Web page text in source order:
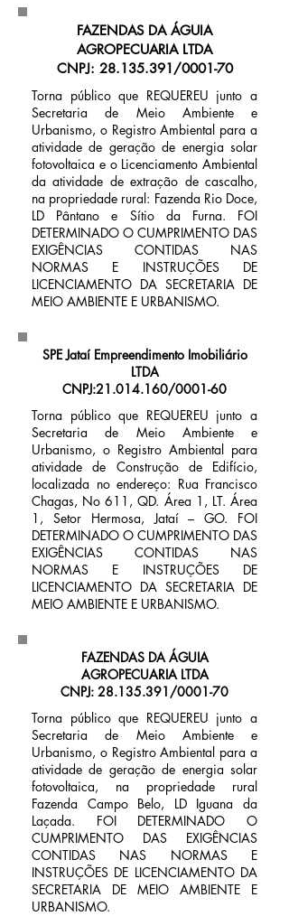
FAZENDAS DA ÁGUIA
AGROPECUARIA LTDA
CNPJ: 28.135.391/0001-70
Torna público que REQUEREU junto a
Secretaria de Meio Ambiente e
Urbanismo, o Registro Ambiental para a
atividade de geração de energia solar
fotovoltaica e o Licenciamento Ambiental
da atividade de extração de cascalho,
na propriedade rural: Fazenda Rio Doce,
LD Pântano e Sítio da Furna. FOI
DETERMINADO O CUMPRIMENTO DAS
EXIGÊNCIAS CONTIDAS NAS
NORMAS E INSTRUÇÕES DE
LICENCIAMENTO DA SECRETARIA DE
MEIO AMBIENTE E URBANISMO.
SPE Jataí Empreendimento Imobiliário
LTDA
CNPJ:21.014.160/0001-60
Torna público que REQUEREU junto a
Secretaria de Meio Ambiente e
Urbanismo, o Registro Ambiental para
atividade de Construção de Edifício,
localizada no endereço: Rua Francisco
Chagas, No 611, QD. Área 1, LT. Área
1, Setor Hermosa, Jataí – GO. FOI
DETERMINADO O CUMPRIMENTO DAS
EXIGÊNCIAS CONTIDAS NAS
NORMAS E INSTRUÇÕES DE
LICENCIAMENTO DA SECRETARIA DE
MEIO AMBIENTE E URBANISMO.
FAZENDAS DA ÁGUIA
AGROPECUARIA LTDA
CNPJ: 28.135.391 /0001-70
Torna público que REQUEREU junto a
Secretaria de Meio Ambiente e
Urbanismo, o Registro Ambiental para a
atividade de geração de energia solar
fotovoltaica, na propriedade rural
Fazenda Campo Belo, LD Iguana da
Laçada. FOI DETERMINADO O
CUMPRIMENTO DAS EXIGÊNCIAS
CONTIDAS NAS NORMAS E
INSTRUÇÕES DE LICENCIAMENTO DA
SECRETARIA DE MEIO AMBIENTE E
URBANISMO.